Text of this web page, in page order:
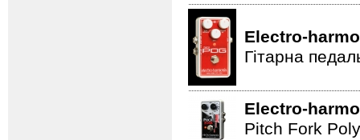
Electro-
Гітарна
Electro-
Pitch Fork